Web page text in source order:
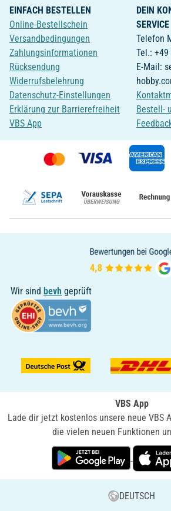
EINFACH BESTELLEN
Online-Bestellschein
Versandbedingungen
Zahlungsinformationen
Rücksendung
Widerrufsbelehrung
Datenschutz-Einstellungen
Erklärung zur Barrierefreiheit
VBS App
DEIN
SERVICE
Telefon
Tel.: +49
E-Mail:
Bestell-
Wir sind bevh geprüft
VBS App
Lade dir jetzt kostenlos unsere neue VBS
die vielen neuen Funktionen
DEUTSCH